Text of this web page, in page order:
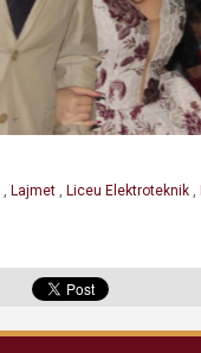
, Lajmet , Liceu Elektroteknik ,